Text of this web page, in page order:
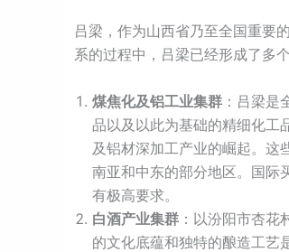
吕梁，作为山西省乃至全国重要
系的过程中，吕梁已经形成了多
煤焦化及铝工业集群 ：吕梁
品以及以此为基础的精细化工
及铝材深加工产业的崛起。这
南亚和中东的部分地区。国际
有极高要求。
白酒产业集群 ：以汾阳市杏
的文化底蕴和独特的酿造工艺